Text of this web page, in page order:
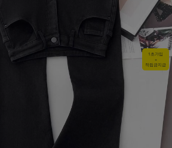
1초가입
+
적립금지급